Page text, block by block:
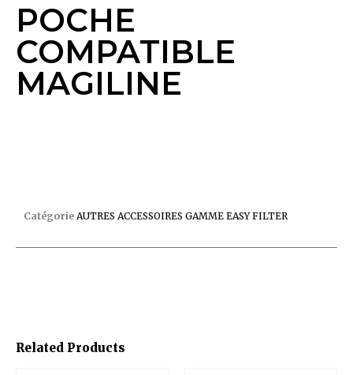
POCHE
COMPATIBLE
MAGILINE
Related Products
Catégorie AUTRES ACCESSOIRES GAMME EASY FILTER